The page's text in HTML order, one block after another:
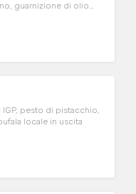
guarnizione di olio
pesto di pistacchio,
locale in uscita